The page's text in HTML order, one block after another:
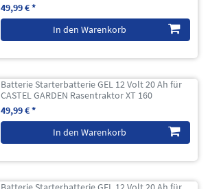
49,99 € *
In den Warenkorb
Batterie Starterbatterie GEL 12 Volt 20 Ah für
CASTEL GARDEN Rasentraktor XT 160
49,99 € *
In den Warenkorb